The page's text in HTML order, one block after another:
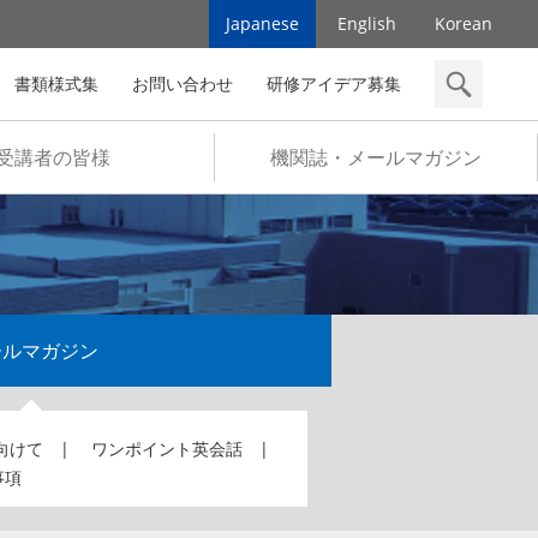
Japanese English Korean
講者の皆様 機関誌・メールマガジン
書類様式集 お問い合わせ 研修アイデア募集
マガジン
けて
ワンポイント英会話
項